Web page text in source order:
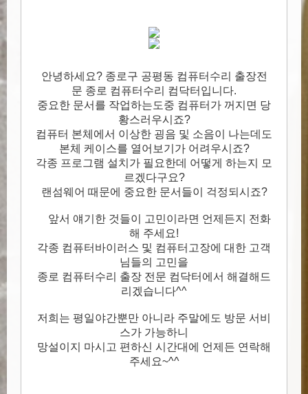
안녕하세요? 종로구 공평동 컴퓨터수리 출장전
문 종로 컴퓨터수리 컴닥터입니다.
중요한 문서를 작업하는도중 컴퓨터가 꺼지면 당
황스러우시죠?
컴퓨터 본체에서 이상한 굉음 및 소음이 나는데도
본체 케이스를 열어보기가 어려우시죠?
각종 프로그램 설치가 필요한데 어떻게 하는지 모
르겠다구요?
랜섬웨어 때문에 중요한 문서들이 걱정되시죠?
앞서 얘기한 것들이 고민이라면 언제든지 전화
해 주세요!
각종 컴퓨터바이러스 및 컴퓨터고장에 대한 고객
님들의 고민을
종로 컴퓨터수리 출장 전문 컴닥터에서 해결해드
리겠습니다^^
저희는 평일야간뿐만 아니라 주말에도 방문 서비
스가 가능하니
망설이지 마시고 편하신 시간대에 언제든 연락해
주세요~^^